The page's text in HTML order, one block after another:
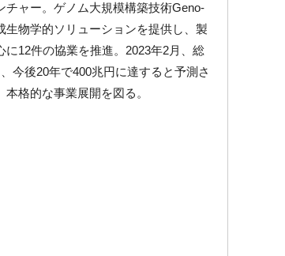
ャー。ゲノム大規模構築技術Geno-
物学的ソリューションを提供し、製
12件の協業を推進。2023年2月、総
今後20年で400兆円に達すると予測さ
格的な事業展開を図る。